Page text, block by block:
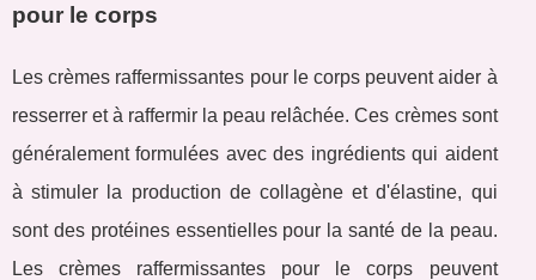
pour le corps
Les crèmes raffermissantes pour le corps peuvent aider à
resserrer et à raffermir la peau relâchée. Ces crèmes sont
généralement formulées avec des ingrédients qui aident
à stimuler la production de collagène et d'élastine, qui
sont des protéines essentielles pour la santé de la peau.
Les crèmes raffermissantes pour le corps peuvent